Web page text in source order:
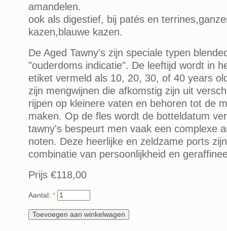
amandelen.
ook als digestief, bij patés en
kazen,blauwe kazen.
De Aged Tawny's zijn speciale typen
"ouderdoms indicatie". De leeftijd wordt in
etiket vermeld als 10, 20, 30, of 40 years
zijn mengwijnen die afkomstig zijn uit
rijpen op kleinere vaten en behoren tot de
maken. Op de fles wordt de botteldatum
tawny's bespeurt men vaak een complexe
noten. Deze heerlijke en zeldzame ports
combinatie van persoonlijkheid en
Prijs €118,00
Aantal: *